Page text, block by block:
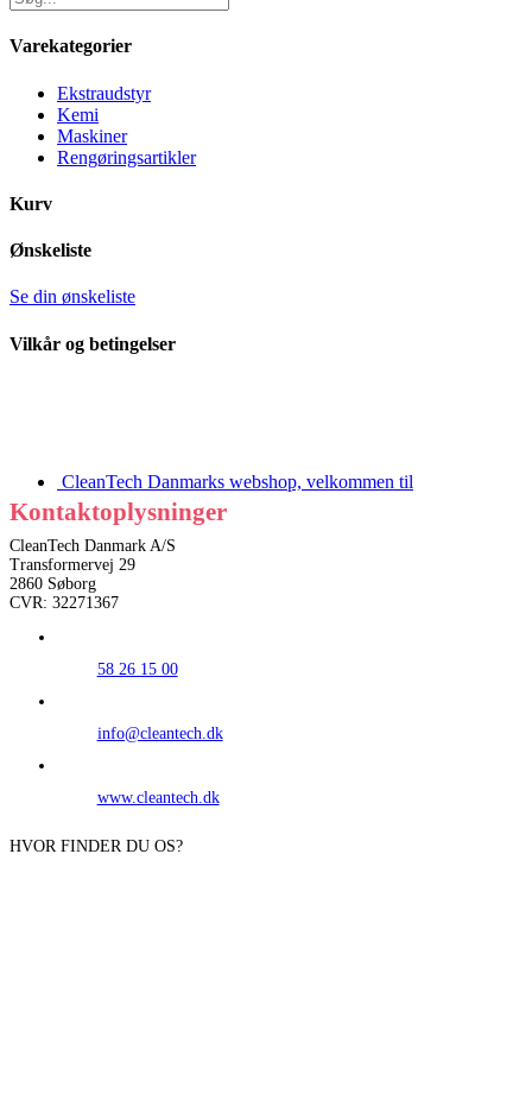
Varekategorier
Ekstraudstyr
Kemi
Maskiner
Rengøringsartikler
Kurv
Ønskeliste
Se din ønskeliste
Vilkår og betingelser
CleanTech Danmarks webshop, velkommen til
Kontaktoplysninger
CleanTech Danmark A/S
Transformervej 29
2860 Søborg
CVR: 32271367
58 26 15 00
info@cleantech.dk
www.cleantech.dk
HVOR FINDER DU OS?